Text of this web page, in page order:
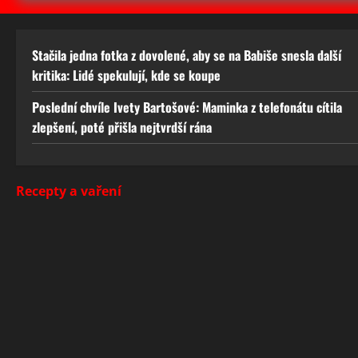
Stačila jedna fotka z dovolené, aby se na Babiše snesla další
kritika: Lidé spekulují, kde se koupe
Poslední chvíle Ivety Bartošové: Maminka z telefonátu cítila
zlepšení, poté přišla nejtvrdší rána
Recepty a vaření